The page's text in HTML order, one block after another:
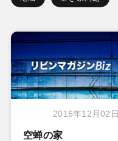
2016年12月02日
空蝉の家